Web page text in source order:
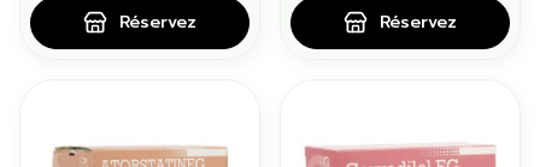
Réservez Réservez